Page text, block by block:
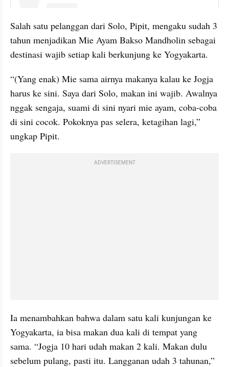
Salah satu pelanggan dari Solo, Pipit, mengaku sudah 3
tahun menjadikan Mie Ayam Bakso Mandholin sebagai
destinasi wajib setiap kali berkunjung ke Yogyakarta.
“(Yang enak) Mie sama airnya makanya kalau ke Jogja
harus ke sini. Saya dari Solo, makan ini wajib. Awalnya
nggak sengaja, suami di sini nyari mie ayam, coba-coba
di sini cocok. Pokoknya pas selera, ketagihan lagi,”
ungkap Pipit.
ADVERTISEMENT
Ia menambahkan bahwa dalam satu kali kunjungan ke
Yogyakarta, ia bisa makan dua kali di tempat yang
sama. “Jogja 10 hari udah makan 2 kali. Makan dulu
sebelum pulang, pasti itu. Langganan udah 3 tahunan,”